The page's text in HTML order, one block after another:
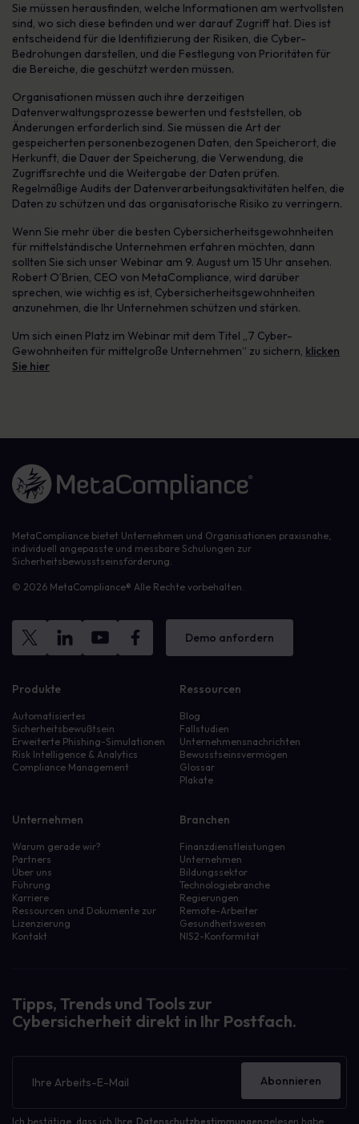
Sie müssen herausfinden, welche Informationen am wertvollsten
sind, wo sich diese befinden und wer darauf Zugriff hat. Dies ist
entscheidend für die Identifizierung der Risiken, die Cyber-
Bedrohungen darstellen, und die Festlegung von Prioritäten für
die Bereiche, die geschützt werden müssen.
Organisationen müssen auch ihre derzeitigen
Datenverwaltungsprozesse bewerten und feststellen, ob
Änderungen erforderlich sind. Sie müssen die Art der
gespeicherten personenbezogenen Daten, den Speicherort, die
Herkunft, die Dauer der Speicherung, die Verwendung, die
Zugriffsrechte und die Weitergabe der Daten prüfen.
Regelmäßige Audits der Datenverarbeitungsaktivitäten helfen, die
Daten zu schützen und das organisatorische Risiko zu verringern.
Wenn Sie mehr über die besten Cybersicherheitsgewohnheiten
für mittelständische Unternehmen erfahren möchten, dann
sollten Sie sich unser Webinar am 9. August um 15 Uhr ansehen.
Robert O’Brien, CEO von MetaCompliance, wird darüber
sprechen, wie wichtig es ist, Cybersicherheitsgewohnheiten
anzunehmen, die Ihr Unternehmen schützen und stärken.
Um sich einen Platz im Webinar mit dem Titel „7 Cyber-
Gewohnheiten für mittelgroße Unternehmen“ zu sichern, klicken
Sie hier
Link zur Homepage
MetaCompliance bietet Unternehmen und Organisationen praxisnahe,
individuell angepasste und messbare Schulungen zur
Sicherheitsbewusstseinsförderung.
© 2026 MetaCompliance® Alle Rechte vorbehalten.
Demo anfordern
Produkte
Automatisiertes
Sicherheitsbewußtsein
Erweiterte Phishing-Simulationen
Risk Intelligence & Analytics
Compliance Management
Ressourcen
Blog
Fallstudien
Unternehmensnachrichten
Bewusstseinsvermögen
Glossar
Plakate
Unternehmen
Warum gerade wir?
Partners
Über uns
Führung
Karriere
Ressourcen und Dokumente zur
Lizenzierung
Kontakt
Branchen
Finanzdienstleistungen
Unternehmen
Bildungssektor
Technologiebranche
Regierungen
Remote-Arbeiter
Gesundheitswesen
NIS2-Konformität
Tipps, Trends und Tools zur
Cybersicherheit direkt in Ihr Postfach.
Ich bestätige, dass ich Ihre Datenschutzbestimmungengelesen habe.
Abonnieren